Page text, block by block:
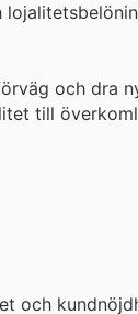
och dra
till
och